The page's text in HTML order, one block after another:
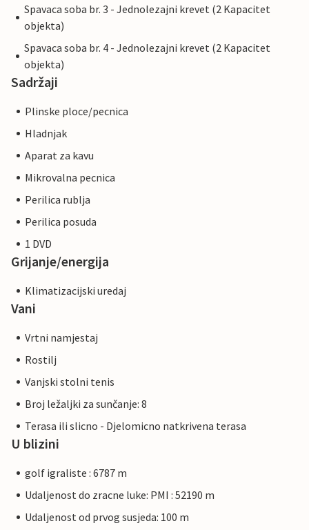
Spavaca soba br. 3 - Jednolezajni krevet (2 Kapacitet
objekta)
Spavaca soba br. 4 - Jednolezajni krevet (2 Kapacitet
objekta)
Sadržaji
Plinske ploce/pecnica
Hladnjak
Aparat za kavu
Mikrovalna pecnica
Perilica rublja
Perilica posuda
1 DVD
Grijanje/energija
Klimatizacijski uredaj
Vani
Vrtni namjestaj
Rostilj
Vanjski stolni tenis
Broj ležaljki za sunčanje: 8
Terasa ili slicno - Djelomicno natkrivena terasa
U blizini
golf igraliste : 6787 m
Udaljenost do zracne luke: PMI : 52190 m
Udaljenost od prvog susjeda: 100 m